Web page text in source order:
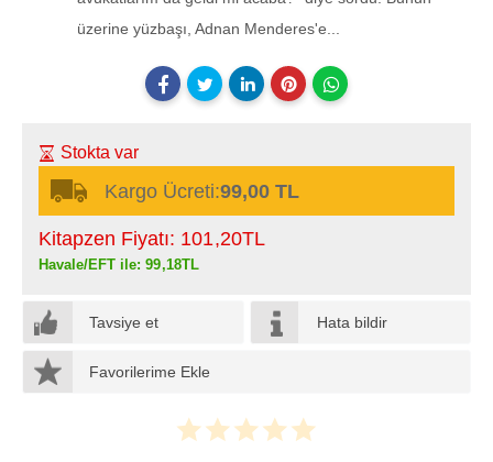
üzerine yüzbaşı, Adnan Menderes'e...
Stokta var
Kargo Ücreti:99,00 TL
Kitapzen Fiyatı: 101,20TL
Havale/EFT ile: 99,18TL
Tavsiye et Hata bildir
Favorilerime Ekle